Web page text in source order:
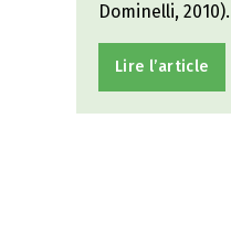
Dominelli,
Lire l’article